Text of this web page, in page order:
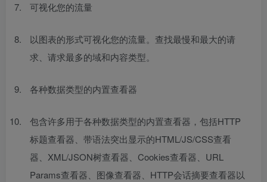
可视化您的流量
以图表的形式可视化您的流量。查找最慢和最大的请
求、请求最多的域和内容类型。
各种数据类型的内置查看器
包含许多用于各种数据类型的内置查看器，包括HTTP
标题查看器、带语法突出显示的HTML/JS/CSS查看
器、XML/JSON树查看器、Cookies查看器、URL
Params查看器、图像查看器、HTTP会话摘要查看器以